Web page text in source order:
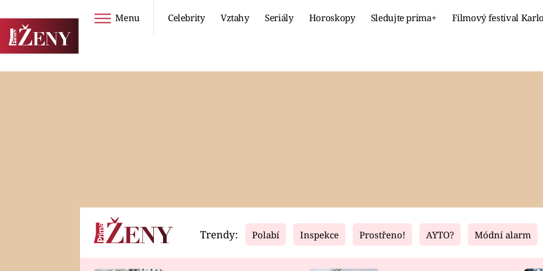
Menu Celebrity Vztahy Seriály Horoskopy Sledujte prima+ Filmový festival
Horoskopy Video Fresh Living
Trendy: Polabí Inspekce Prostřeno! AYTO? Módní alarm